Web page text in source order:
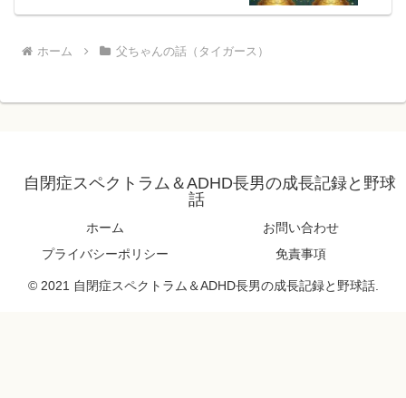
ホーム 父ちゃんの話（タイガース）
自閉症スペクトラム＆ADHD長男の成長記録と野球
話
ホーム
お問い合わせ
プライバシーポリシー
免責事項
© 2021 自閉症スペクトラム＆ADHD長男の成長記録と野球話.